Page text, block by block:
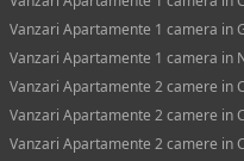
Vanzari Apartamente 1 camera in
Vanzari Apartamente 1 camera in
Vanzari Apartamente 2 camere in
Vanzari Apartamente 2 camere in
Vanzari Apartamente 2 camere in